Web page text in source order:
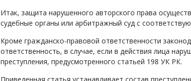
Итак, защита нарушенного авторского права
судебные органы или арбитражный суд с
Кроме гражданско-правовой ответственности
ответственность, в случае, если в действия лица
преступления, предусмотренного статьей 198 УК РК.